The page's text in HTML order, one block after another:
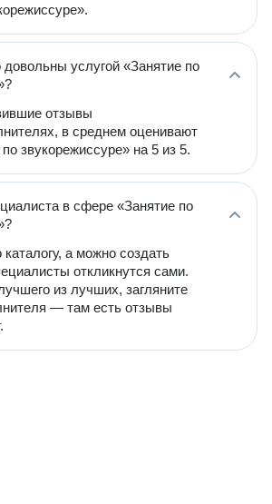
услугой «Занятие по
отзывы
в среднем оценивают
звукорежиссуре» на 5 из 5.
в сфере «Занятие по
а можно создать
откликнутся сами.
из лучших, загляните
— там есть отзывы